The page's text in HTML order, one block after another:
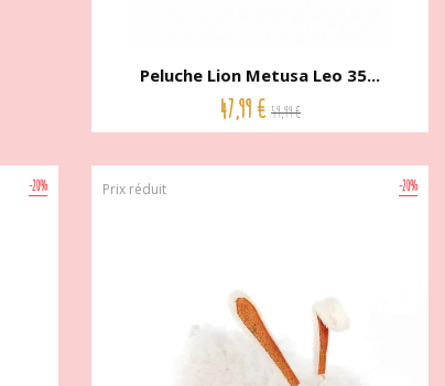
Peluche Lion Metusa Leo 35...
47,99 € 59,99 €
-20% -20%
Prix réduit